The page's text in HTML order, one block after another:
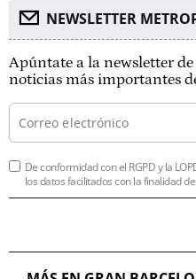
NEWSLETTER
Apúntate a la newsletter
noticias más importantes
De conformidad con el RGPD y la
los datos facilitados con la finalidad